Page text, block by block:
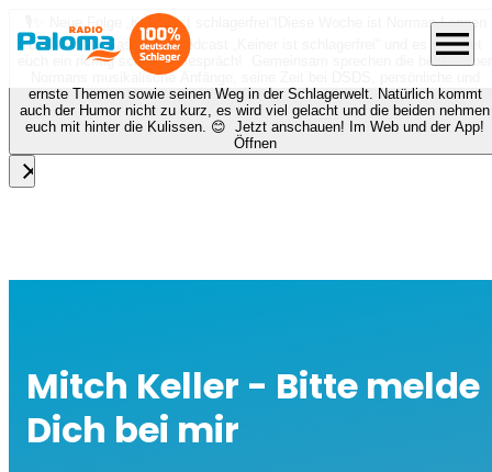
🎙️✨ Neue Folge „Keiner ist schlagerfrei“!
Diese Woche ist Norman Langen
bei Nora zu Gast beim Podcast „Keiner ist schlagerfrei“ und es erwartet
euch ein richtig schönes Gespräch! Gemeinsam sprechen die beiden über
Normans musikalische Anfänge, seine Zeit bei DSDS, persönliche und
ernste Themen sowie seinen Weg in der Schlagerwelt. Natürlich kommt
auch der Humor nicht zu kurz, es wird viel gelacht und die beiden nehmen
euch mit hinter die Kulissen. 😊 Jetzt anschauen! Im Web und der App!
Öffnen
close
menu
Mitch Keller - Bitte melde
Dich bei mir